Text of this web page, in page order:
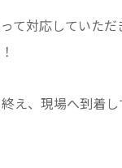
て対応していた
え、現場へ到着